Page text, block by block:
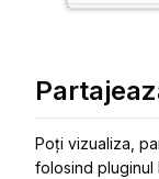
Poți vizualiza,
folosind pluginul